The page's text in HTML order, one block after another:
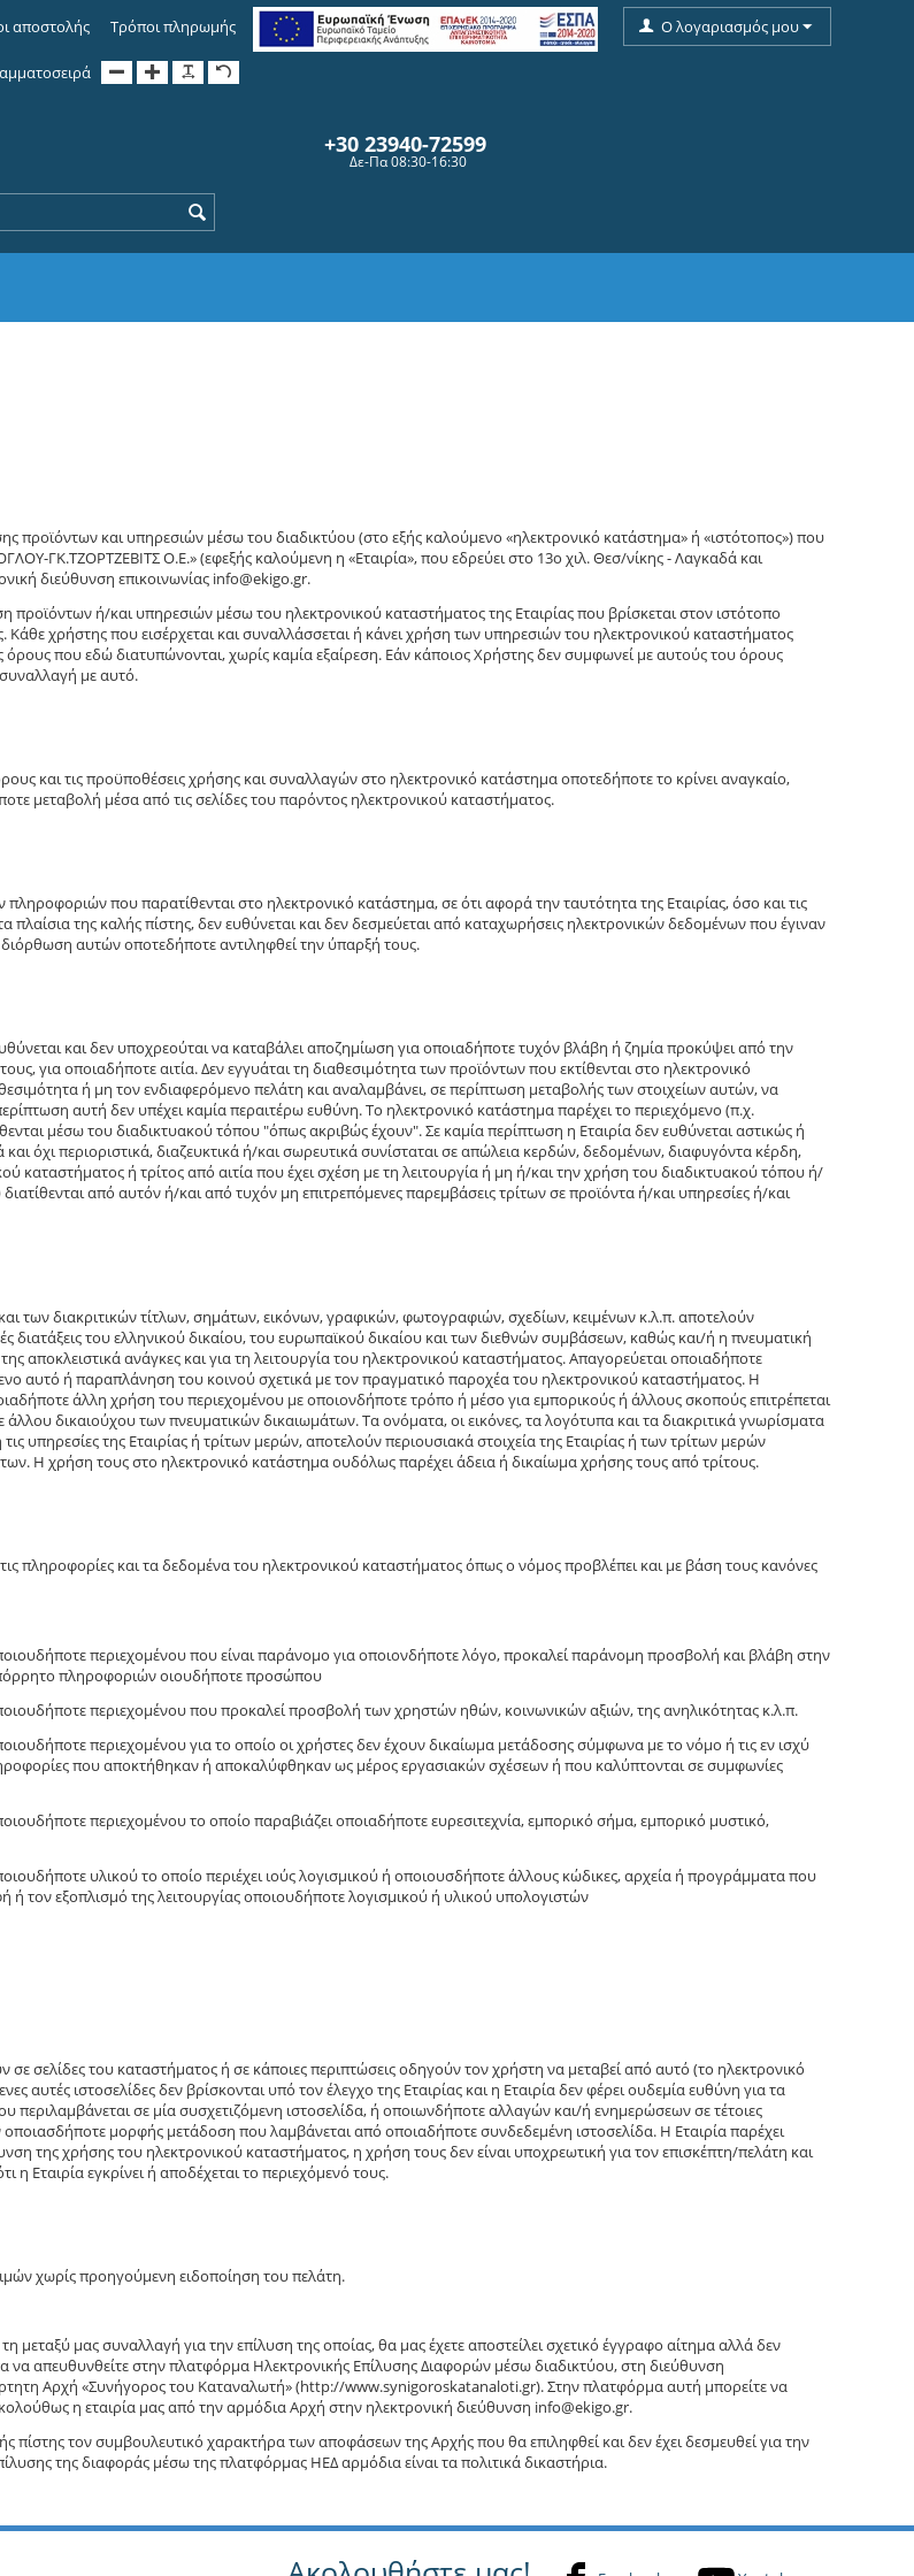
Ο λογαριασμός μου
αποστολής Τρόποι πληρωμής
+30 23940-72599
Δε-Πα 08:30-16:30
προϊόντων και υπηρεσιών μέσω του διαδικτύου (στο εξής καλούμενο «ηλεκτρονικό κατάστημα» ή «ιστότοπος») που
ΓΚ.ΤΖΟΡΤΖΕΒΙΤΣ Ο.Ε.» (εφεξής καλούμενη η «Εταιρία», που εδρεύει στο 13o χιλ. Θεσ/νίκης - Λαγκαδά και
διεύθυνση επικοινωνίας info@ekigo.gr.
ή/και υπηρεσιών μέσω του ηλεκτρονικού καταστήματος της Εταιρίας που βρίσκεται στον ιστότοπο
χρήστης που εισέρχεται και συναλλάσσεται ή κάνει χρήση των υπηρεσιών του ηλεκτρονικού καταστήματος
όρους που εδώ διατυπώνονται, χωρίς καμία εξαίρεση. Εάν κάποιος Χρήστης δεν συμφωνεί με αυτούς του όρους
με αυτό.
και τις προϋποθέσεις χρήσης και συναλλαγών στο ηλεκτρονικό κατάστημα οποτεδήποτε το κρίνει αναγκαίο,
μεταβολή μέσα από τις σελίδες του παρόντος ηλεκτρονικού καταστήματος.
που παρατίθενται στο ηλεκτρονικό κατάστημα, σε ότι αφορά την ταυτότητα της Εταιρίας, όσο και τις
της καλής πίστης, δεν ευθύνεται και δεν δεσμεύεται από καταχωρήσεις ηλεκτρονικών δεδομένων που έγιναν
αυτών οποτεδήποτε αντιληφθεί την ύπαρξή τους.
και δεν υποχρεούται να καταβάλει αποζημίωση για οποιαδήποτε τυχόν βλάβη ή ζημία προκύψει από την
για οποιαδήποτε αιτία. Δεν εγγυάται τη διαθεσιμότητα των προϊόντων που εκτίθενται στο ηλεκτρονικό
ή μη τον ενδιαφερόμενο πελάτη και αναλαμβάνει, σε περίπτωση μεταβολής των στοιχείων αυτών, να
αυτή δεν υπέχει καμία περαιτέρω ευθύνη. Το ηλεκτρονικό κατάστημα παρέχει το περιεχόμενο (π.χ.
μέσω του διαδικτυακού τόπου "όπως ακριβώς έχουν". Σε καμία περίπτωση η Εταιρία δεν ευθύνεται αστικώς ή
και όχι περιοριστικά, διαζευκτικά ή/και σωρευτικά συνίσταται σε απώλεια κερδών, δεδομένων, διαφυγόντα κέρδη,
καταστήματος ή τρίτος από αιτία που έχει σχέση με τη λειτουργία ή μη ή/και την χρήση του διαδικτυακού τόπου ή/
από αυτόν ή/και από τυχόν μη επιτρεπόμενες παρεμβάσεις τρίτων σε προϊόντα ή/και υπηρεσίες ή/και
των διακριτικών τίτλων, σημάτων, εικόνων, γραφικών, φωτογραφιών, σχεδίων, κειμένων κ.λ.π. αποτελούν
διατάξεις του ελληνικού δικαίου, του ευρωπαϊκού δικαίου και των διεθνών συμβάσεων, καθώς και/ή η πνευματική
της αποκλειστικά ανάγκες και για τη λειτουργία του ηλεκτρονικού καταστήματος. Απαγορεύεται οποιαδήποτε
αυτό ή παραπλάνηση του κοινού σχετικά με τον πραγματικό παροχέα του ηλεκτρονικού καταστήματος. Η
άλλη χρήση του περιεχομένου με οποιονδήποτε τρόπο ή μέσο για εμπορικούς ή άλλους σκοπούς επιτρέπεται
δικαιούχου των πνευματικών δικαιωμάτων. Τα ονόματα, οι εικόνες, τα λογότυπα και τα διακριτικά γνωρίσματα
υπηρεσίες της Εταιρίας ή τρίτων μερών, αποτελούν περιουσιακά στοιχεία της Εταιρίας ή των τρίτων μερών
Η χρήση τους στο ηλεκτρονικό κατάστημα ουδόλως παρέχει άδεια ή δικαίωμα χρήσης τους από τρίτους.
πληροφορίες και τα δεδομένα του ηλεκτρονικού καταστήματος όπως ο νόμος προβλέπει και με βάση τους κανόνες
περιεχομένου που είναι παράνομο για οποιονδήποτε λόγο, προκαλεί παράνομη προσβολή και βλάβη στην
πληροφοριών οιουδήποτε προσώπου
περιεχομένου που προκαλεί προσβολή των χρηστών ηθών, κοινωνικών αξιών, της ανηλικότητας κ.λ.π.
περιεχομένου για το οποίο οι χρήστες δεν έχουν δικαίωμα μετάδοσης σύμφωνα με το νόμο ή τις εν ισχύ
που αποκτήθηκαν ή αποκαλύφθηκαν ως μέρος εργασιακών σχέσεων ή που καλύπτονται σε συμφωνίες
περιεχομένου το οποίο παραβιάζει οποιαδήποτε ευρεσιτεχνία, εμπορικό σήμα, εμπορικό μυστικό,
υλικού το οποίο περιέχει ιούς λογισμικού ή οποιουσδήποτε άλλους κώδικες, αρχεία ή προγράμματα που
τον εξοπλισμό της λειτουργίας οποιουδήποτε λογισμικού ή υλικού υπολογιστών
σελίδες του καταστήματος ή σε κάποιες περιπτώσεις οδηγούν τον χρήστη να μεταβεί από αυτό (το ηλεκτρονικό
αυτές ιστοσελίδες δεν βρίσκονται υπό τον έλεγχο της Εταιρίας και η Εταιρία δεν φέρει ουδεμία ευθύνη για τα
σε μία συσχετιζόμενη ιστοσελίδα, ή οποιωνδήποτε αλλαγών και/ή ενημερώσεων σε τέτοιες
οποιασδήποτε μορφής μετάδοση που λαμβάνεται από οποιαδήποτε συνδεδεμένη ιστοσελίδα. Η Εταιρία παρέχει
της χρήσης του ηλεκτρονικού καταστήματος, η χρήση τους δεν είναι υποχρεωτική για τον επισκέπτη/πελάτη και
Εταιρία εγκρίνει ή αποδέχεται το περιεχόμενό τους.
χωρίς προηγούμενη ειδοποίηση του πελάτη.
μας συναλλαγή για την επίλυση της οποίας, θα μας έχετε αποστείλει σχετικό έγγραφο αίτημα αλλά δεν
απευθυνθείτε στην πλατφόρμα Ηλεκτρονικής Επίλυσης Διαφορών μέσω διαδικτύου, στη διεύθυνση
Αρχή «Συνήγορος του Καταναλωτή» (http://www.synigoroskatanaloti.gr). Στην πλατφόρμα αυτή μπορείτε να
η εταιρία μας από την αρμόδια Αρχή στην ηλεκτρονική διεύθυνση info@ekigo.gr.
πίστης τον συμβουλευτικό χαρακτήρα των αποφάσεων της Αρχής που θα επιληφθεί και δεν έχει δεσμευθεί για την
της διαφοράς μέσω της πλατφόρμας ΗΕΔ αρμόδια είναι τα πολιτικά δικαστήρια.